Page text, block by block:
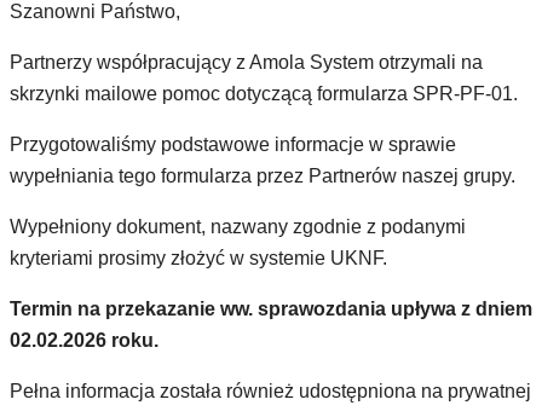
Szanowni Państwo,
Partnerzy współpracujący z Amola System otrzymali na
skrzynki mailowe pomoc dotyczącą formularza SPR-PF-01.
Przygotowaliśmy podstawowe informacje w sprawie
wypełniania tego formularza przez Partnerów naszej grupy.
Wypełniony dokument, nazwany zgodnie z podanymi
kryteriami prosimy złożyć w systemie UKNF.
Termin na przekazanie ww. sprawozdania upływa z dniem
02.02.2026 roku.
Pełna informacja została również udostępniona na prywatnej